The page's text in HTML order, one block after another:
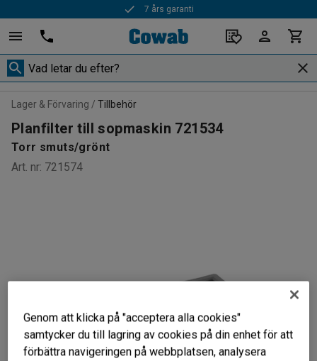
7 års garanti
Lager & Förvaring Tillbehör
Planfilter till sopmaskin 721534
Torr smuts/grönt
Art. nr: 721574
Genom att klicka på "acceptera alla cookies"
samtycker du till lagring av cookies på din enhet för att
förbättra navigeringen på webbplatsen, analysera